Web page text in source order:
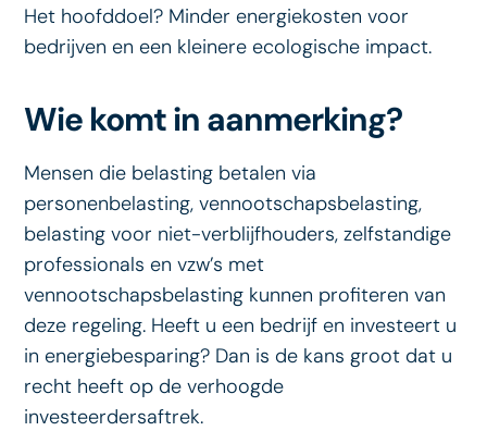
Het hoofddoel? Minder energiekosten voor
bedrijven en een kleinere ecologische impact.
Wie komt in aanmerking?
Mensen die belasting betalen via
personenbelasting, vennootschapsbelasting,
belasting voor niet-verblijfhouders, zelfstandige
professionals en vzw’s met
vennootschapsbelasting kunnen profiteren van
deze regeling. Heeft u een bedrijf en investeert u
in energiebesparing? Dan is de kans groot dat u
recht heeft op de verhoogde
investeerdersaftrek.